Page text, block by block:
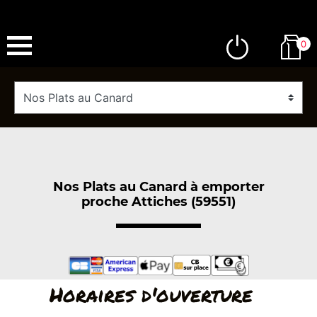
0
Nos Plats au Canard à emporter
proche Attiches (59551)
Horaires d'ouverture